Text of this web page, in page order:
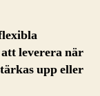
leverera när
upp eller